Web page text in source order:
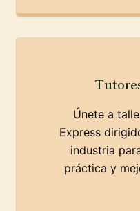
Únete a
Express
industria
práctica y